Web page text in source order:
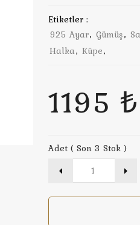
Etiketler :
925 Ayar, Gümüş,
Halka, Küpe,
1195 ₺
Adet ( Son 3 Stok )